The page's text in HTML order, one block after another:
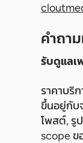
คำถา
รับดูแลเ
ราคาบริ
ขึ้นอยู่กับ
โพสต์, รู
scope ข